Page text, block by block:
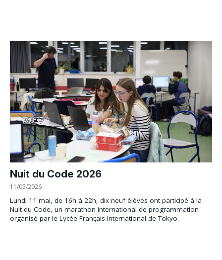
Nuit du Code 2026
11/05/2026
Lundi 11 mai, de 16h à 22h, dix-neuf élèves ont participé à la
Nuit du Code, un marathon international de programmation
organisé par le Lycée Français International de Tokyo.